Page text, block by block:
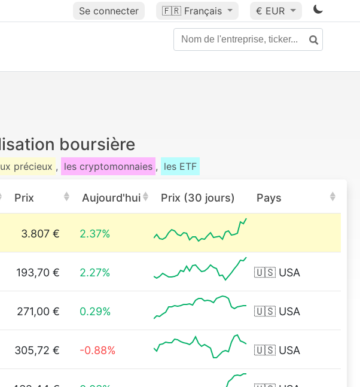
Se connecter 🇫🇷 Français € EUR
boursière
précieux , les cryptomonnaies , les ETF
Prix Aujourd'hui Prix (30 jours) Pays
3.807 € 2.37%
193,70 € 2.27% 🇺🇸 USA
271,00 € 0.29% 🇺🇸 USA
305,72 € -0.88% 🇺🇸 USA